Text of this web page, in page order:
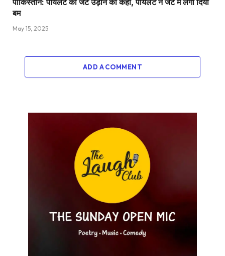
पाकिस्तान: पायलट को जेट उड़ाने को कहा, पायलट ने जेट में लगा दिया
बम
May 15, 2025
ADD A COMMENT